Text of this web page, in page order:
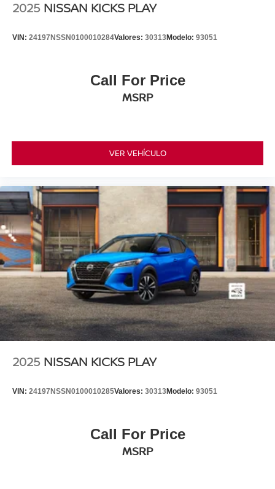
2025 NISSAN KICKS PLAY
VIN: 24197NSSN0100010284Valores: 30313Modelo: 93051
Call For Price
MSRP
VER VEHÍCULO
2025 NISSAN KICKS PLAY
VIN: 24197NSSN0100010285Valores: 30313Modelo: 93051
Call For Price
MSRP